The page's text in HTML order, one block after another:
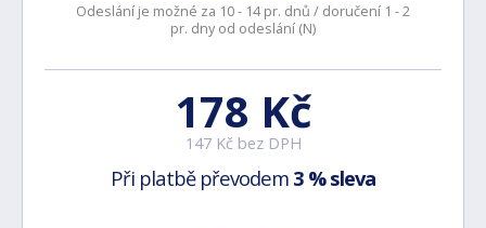
Odeslání je možné za 10 - 14 pr. dnů / doručení 1 - 2
pr. dny od odeslání (N)
178 Kč
147 Kč bez DPH
Při platbě převodem 3 % sleva